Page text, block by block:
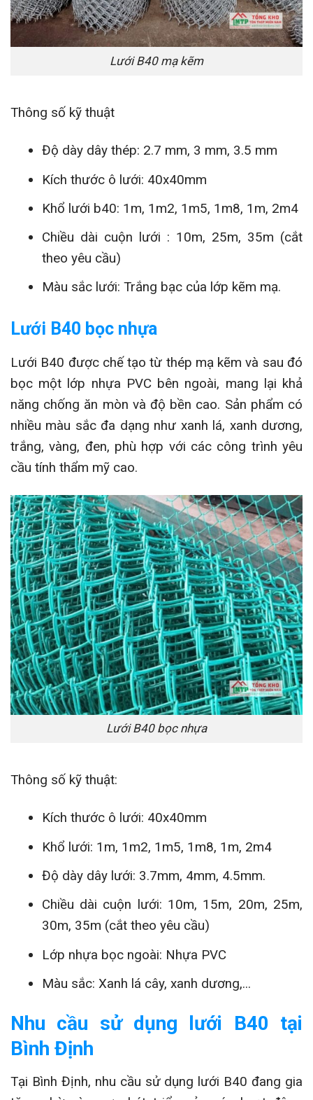
Lưới B40 mạ kẽm
Thông số kỹ thuật
Độ dày dây thép: 2.7 mm, 3 mm, 3.5 mm
Kích thước ô lưới: 40x40mm
Khổ lưới b40: 1m, 1m2, 1m5, 1m8, 1m, 2m4
Chiều dài cuộn lưới : 10m, 25m, 35m (cắt
theo yêu cầu)
Màu sắc lưới: Trắng bạc của lớp kẽm mạ.
Lưới B40 bọc nhựa
Lưới B40 được chế tạo từ thép mạ kẽm và sau đó
bọc một lớp nhựa PVC bên ngoài, mang lại khả
năng chống ăn mòn và độ bền cao. Sản phẩm có
nhiều màu sắc đa dạng như xanh lá, xanh dương,
trắng, vàng, đen, phù hợp với các công trình yêu
cầu tính thẩm mỹ cao.
Lưới B40 bọc nhựa
Thông số kỹ thuật:
Kích thước ô lưới: 40x40mm
Khổ lưới: 1m, 1m2, 1m5, 1m8, 1m, 2m4
Độ dày dây lưới: 3.7mm, 4mm, 4.5mm.
Chiều dài cuộn lưới: 10m, 15m, 20m, 25m,
30m, 35m (cắt theo yêu cầu)
Lớp nhựa bọc ngoài: Nhựa PVC
Màu sắc: Xanh lá cây, xanh dương,...
Nhu cầu sử dụng lưới B40 tại
Bình Định
Tại Bình Định, nhu cầu sử dụng lưới B40 đang gia